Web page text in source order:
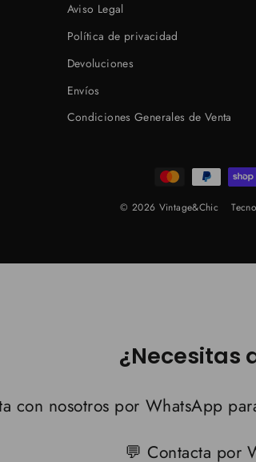
Aviso Legal
Política de privacidad
Devoluciones
Envíos
Condiciones Generales de Venta
© 2026 Vintage&Chic
¿Necesitas
con nosotros por WhatsApp
💬 Contacta por